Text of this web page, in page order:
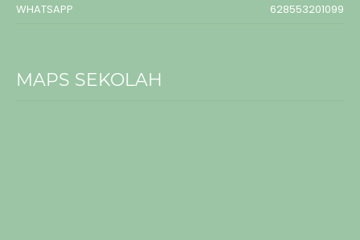
WHATSAPP
628553201099
MAPS SEKOLAH